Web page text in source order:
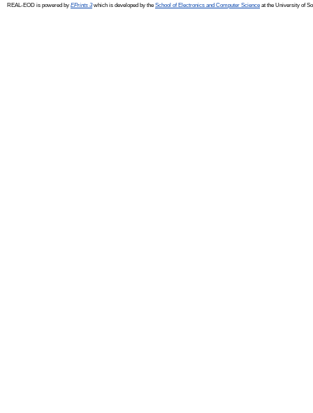
REAL-EOD is powered by EPrints 3which is developed by the School of Electronics and Computer Science at the University of